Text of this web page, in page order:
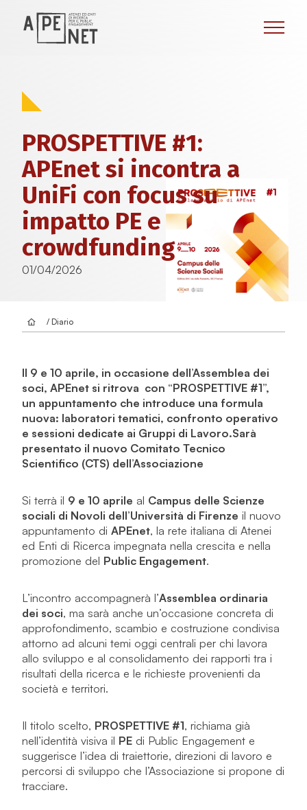
PROSPETTIVE #1:
APEnet si incontra a
UniFi con focus su
impatto PE e
crowdfunding
01/04/2026
/ Diario
Il 9 e 10 aprile, in occasione dell’Assemblea dei
soci, APEnet si ritrova con “PROSPETTIVE #1”,
un appuntamento che introduce una formula
nuova: laboratori tematici, confronto operativo
e sessioni dedicate ai Gruppi di Lavoro.Sarà
presentato il nuovo Comitato Tecnico
Scientifico (CTS) dell’Associazione
Si terrà il 9 e 10 aprile al Campus delle Scienze
sociali di Novoli dell’Università di Firenze il nuovo
appuntamento di APEnet, la rete italiana di Atenei
ed Enti di Ricerca impegnata nella crescita e nella
promozione del Public Engagement.
L’incontro accompagnerà l’Assemblea ordinaria
dei soci, ma sarà anche un’occasione concreta di
approfondimento, scambio e costruzione condivisa
attorno ad alcuni temi oggi centrali per chi lavora
allo sviluppo e al consolidamento dei rapporti tra i
risultati della ricerca e le richieste provenienti da
società e territori.
Il titolo scelto, PROSPETTIVE #1, richiama già
nell’identità visiva il PE di Public Engagement e
suggerisce l’idea di traiettorie, direzioni di lavoro e
percorsi di sviluppo che l’Associazione si propone di
tracciare.